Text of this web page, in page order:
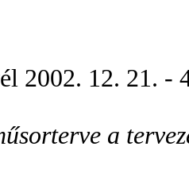
2002. 12. 21. -
a